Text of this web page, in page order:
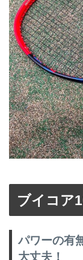
ブイコア
パワーの有
大丈夫！